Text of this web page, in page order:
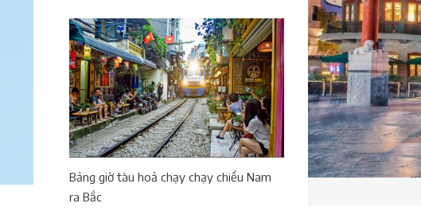
Bảng giờ tàu hoả chạy chạy chiều Nam
ra Bắc